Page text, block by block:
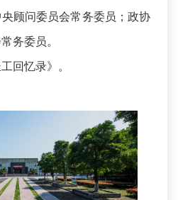
问委员会常务委员；政协
务委员。
忆录》。